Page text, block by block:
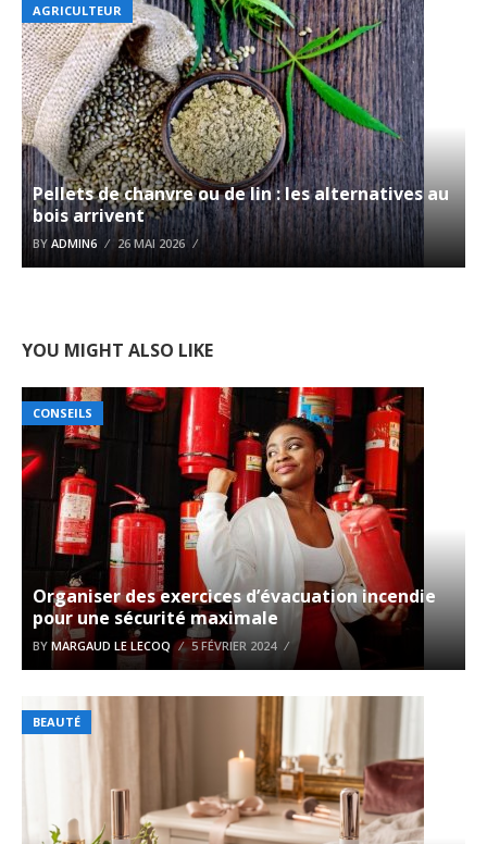
AGRICULTEUR
Pellets de chanvre ou de lin : les alternatives au
bois arrivent
BY ADMIN6 26 MAI 2026
YOU MIGHT ALSO LIKE
CONSEILS
Organiser des exercices d’évacuation incendie
pour une sécurité maximale
BY MARGAUD LE LECOQ 5 FÉVRIER 2024
BEAUTÉ